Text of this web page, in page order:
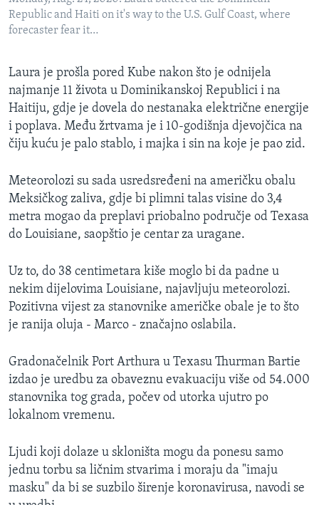
Republic and Haiti on it's way to the U.S. Gulf Coast, where
forecaster fear it…
Laura je prošla pored Kube nakon što je odnijela
najmanje 11 života u Dominikanskoj Republici i na
Haitiju, gdje je dovela do nestanaka električne energije
i poplava. Među žrtvama je i 10-godišnja djevojčica na
čiju kuću je palo stablo, i majka i sin na koje je pao zid.
Meteorolozi su sada usredsređeni na američku obalu
Meksičkog zaliva, gdje bi plimni talas visine do 3,4
metra mogao da preplavi priobalno područje od Texasa
do Louisiane, saopštio je centar za uragane.
Uz to, do 38 centimetara kiše moglo bi da padne u
nekim dijelovima Louisiane, najavljuju meteorolozi.
Pozitivna vijest za stanovnike američke obale je to što
je ranija oluja - Marco - značajno oslabila​.
Gradonačelnik Port Arthura u Texasu Thurman Bartie​
izdao je uredbu za obaveznu evakuaciju više od 54.000
stanovnika tog grada, počev od utorka ujutro po
lokalnom vremenu.
Ljudi koji dolaze u skloništa mogu da ponesu samo
jednu torbu sa ličnim stvarima i moraju da "imaju
masku" da bi se suzbilo širenje koronavirusa, navodi se